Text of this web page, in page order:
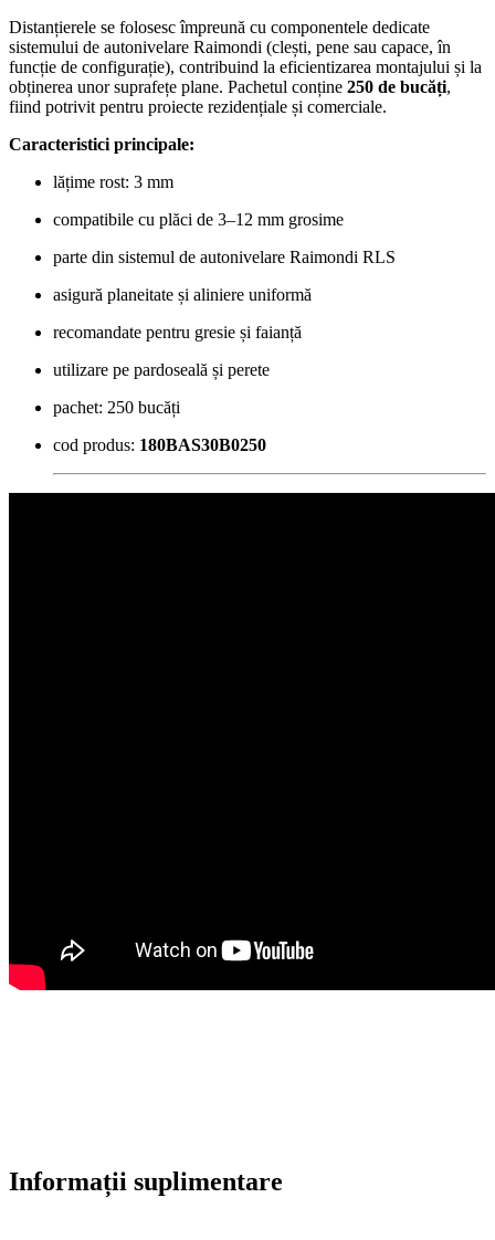
Distanțierele se folosesc împreună cu componentele dedicate
sistemului de autonivelare Raimondi (clești, pene sau capace, în
funcție de configurație), contribuind la eficientizarea montajului și la
obținerea unor suprafețe plane. Pachetul conține 250 de bucăți,
fiind potrivit pentru proiecte rezidențiale și comerciale.
Caracteristici principale:
lățime rost: 3 mm
compatibile cu plăci de 3–12 mm grosime
parte din sistemul de autonivelare Raimondi RLS
asigură planeitate și aliniere uniformă
recomandate pentru gresie și faianță
utilizare pe pardoseală și perete
pachet: 250 bucăți
cod produs: 180BAS30B0250
Informații suplimentare